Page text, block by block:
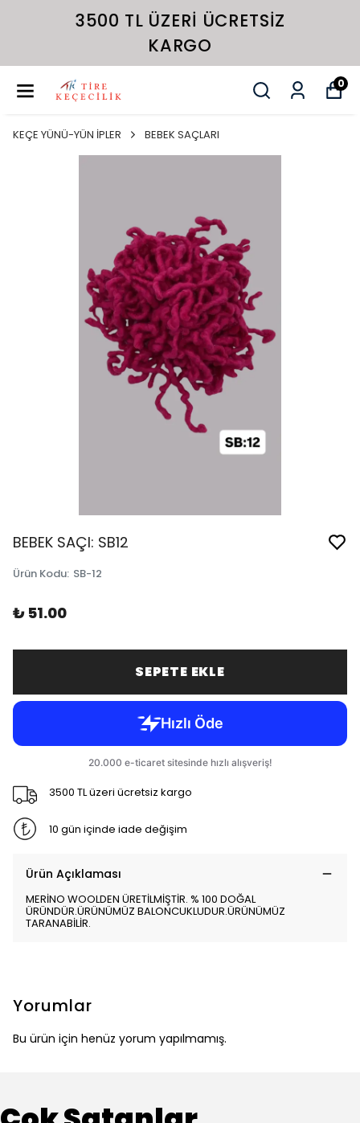
3500 TL ÜZERI ÜCRETSIZ
KARGO
0
KEÇE YÜNÜ-YÜN İPLER BEBEK SAÇLARI
BEBEK SAÇI: SB12
Ürün Kodu: SB-12
₺ 51.00
SEPETE EKLE
3500 TL üzeri ücretsiz kargo
10 gün içinde iade değişim
Ürün Açıklaması
MERİNO WOOLDEN ÜRETİLMİŞTİR. % 100 DOĞAL
ÜRÜNDÜR.ÜRÜNÜMÜZ BALONCUKLUDUR.ÜRÜNÜMÜZ
TARANABİLİR.
Yorumlar
Bu ürün için henüz yorum yapılmamış.